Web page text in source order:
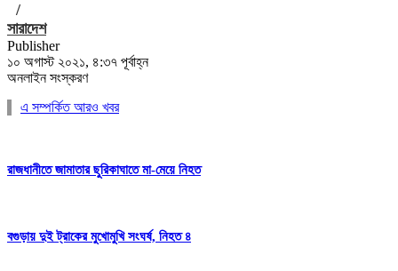
/
সারাদেশ
Publisher
১০ অগাস্ট ২০২১, ৪:৩৭ পূর্বাহ্ন
অনলাইন সংস্করণ
এ সম্পর্কিত আরও খবর
রাজধানীতে জামাতার ছুরিকাঘাতে মা-মেয়ে নিহত
বগুড়ায় দুই ট্রাকের মুখোমুখি সংঘর্ষ, নিহত ৪